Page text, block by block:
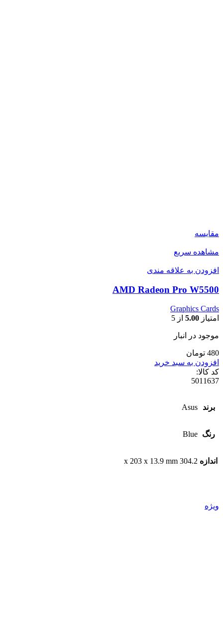
مقایسه
مشاهده سریع
افزودن به علاقه مندی
AMD Radeon Pro W5500
Graphics Cards
امتیاز 5.00 از 5
موجود در انبار
480 تومان
افزودن به سبد خرید
کد کالا:
5011637
برند Asus
رنگ Blue
اندازه 304.2 x 203 x 13.9 mm
ویژه